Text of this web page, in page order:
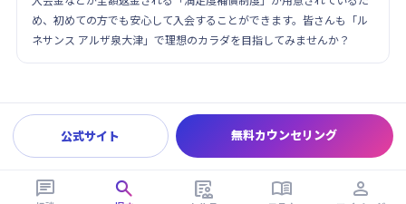
め、初めての方でも安心して入会することができます。皆さんも「ル
ネサンス アルザ泉大津」で理想のカラダを目指してみませんか？
公式サイト 無料カウンセリング
    